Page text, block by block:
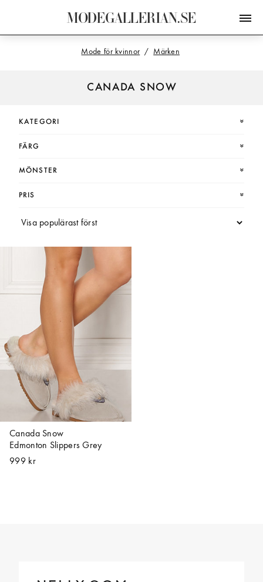
MODEGALLERIAN.SE
CANADA SNOW
Mode för kvinnor Märken
KATEGORI
FÄRG
MÖNSTER
PRIS
Canada Snow
Edmonton Slippers Grey
999 kr